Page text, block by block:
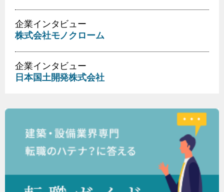
企業インタビュー
株式会社モノクローム
企業インタビュー
日本国土開発株式会社